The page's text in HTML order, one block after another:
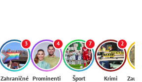
3
Zahraničné
4
Prominenti
7
Šport
2
Krimi